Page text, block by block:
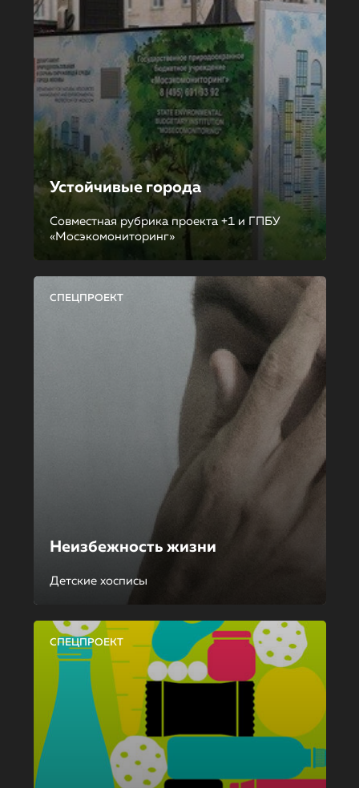
Устойчивые города
Совместная рубрика проекта +1 и ГПБУ
«Мосэкомониторинг»
СПЕЦПРОЕКТ
Неизбежность жизни
Детские хосписы
СПЕЦПРОЕКТ